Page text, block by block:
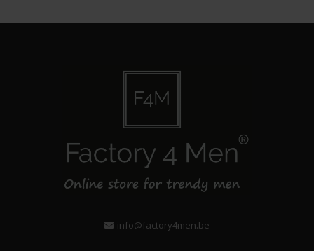
info@factory4men.be